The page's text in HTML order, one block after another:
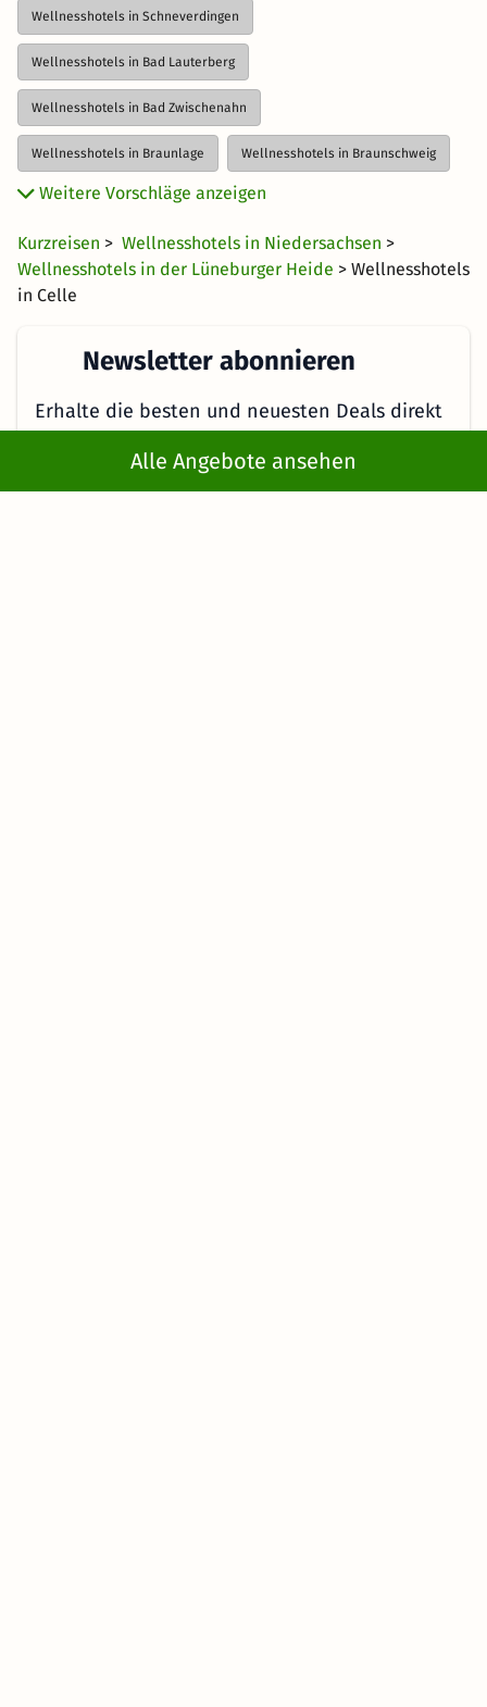
Alle Angebote ansehen
Wellnesshotels in Schneverdingen
Wellnesshotels in Bad Lauterberg
Wellnesshotels in Bad Zwischenahn
Wellnesshotels in Braunlage Wellnesshotels in Braunschweig
Wellnesshotels in Dinklage Wellnesshotels im Emsland
Wellnesshotels in Göttingen Wellnesshotels in Goslar
Wellnesshotels in Hannover
Wellnesshotels in Ostfriesland
Weitere Vorschläge anzeigen
Kurzreisen > Wellnesshotels in Niedersachsen >
Wellnesshotels in der Lüneburger Heide > Wellnesshotels
in Celle
Newsletter abonnieren
Erhalte die besten und neuesten Deals direkt